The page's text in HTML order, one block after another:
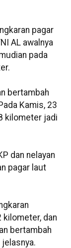
pagar
AL awalnya
pada
bertambah
Kamis, 23
kilometer jadi
dan nelayan
pagar laut
kilometer, dan
bertambah